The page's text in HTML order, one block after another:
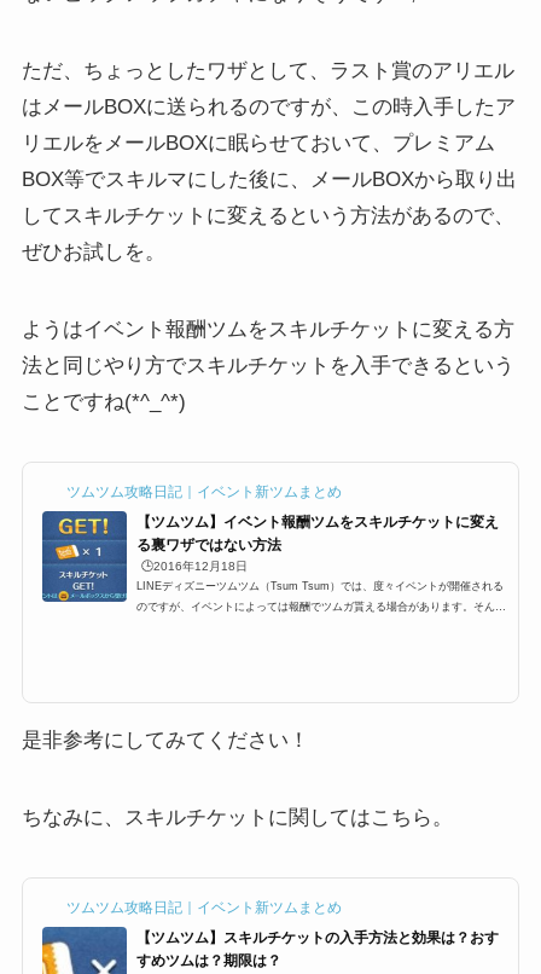
ただ、ちょっとしたワザとして、ラスト賞のアリエル
はメールBOXに送られるのですが、この時入手したア
リエルをメールBOXに眠らせておいて、プレミアム
BOX等でスキルマにした後に、メールBOXから取り出
してスキルチケットに変えるという方法があるので、
ぜひお試しを。
ようはイベント報酬ツムをスキルチケットに変える方
法と同じやり方でスキルチケットを入手できるという
ことですね(*^_^*)
ツムツム攻略日記｜イベント新ツムまとめ
【ツムツム】イベント報酬ツムをスキルチケットに変え
る裏ワザではない方法
🕒️2016年12月18日
LINEディズニーツムツム（Tsum Tsum）では、度々イベントが開催される
のですが、イベントによっては報酬でツムガ貰える場合があります。そんな
ベントクリア報酬ツムをス...
是非参考にしてみてください！
ちなみに、スキルチケットに関してはこちら。
ツムツム攻略日記｜イベント新ツムまとめ
【ツムツム】スキルチケットの入手方法と効果は？おす
すめツムは？期限は？